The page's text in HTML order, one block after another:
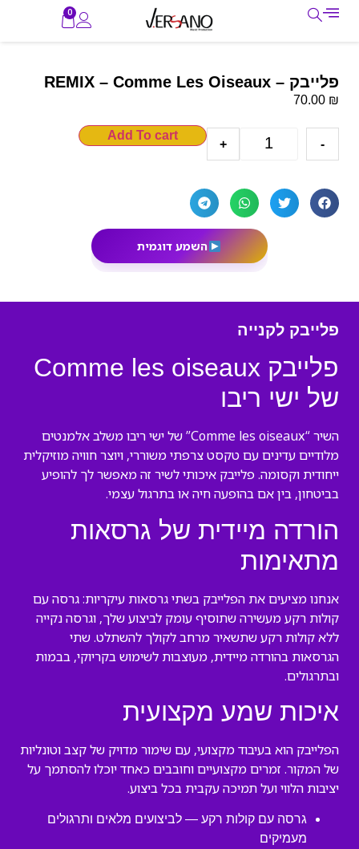
0
פלייבק – REMIX – Comme Les Oiseaux
70.00 ₪
-
+
Add To cart
השמע דוגמית
פלייבק לקנייה
פלייבק Comme les oiseaux
של ישי ריבו
השיר “Comme les oiseaux” של ישי ריבו משלב אלמנטים
מלודיים עדינים עם טקסט צרפתי משוררי, ויוצר חוויה מוזיקלית
ייחודית וקסומה. פלייבק איכותי לשיר זה מאפשר לך להופיע
בביטחון, בין אם בהופעה חיה או בתרגול עצמי.
הורדה מיידית של גרסאות
מתאימות
אנחנו מציעים את הפלייבק בשתי גרסאות עיקריות: גרסה עם
קולות רקע מעשירה שתוסיף עומק לביצוע שלך, וגרסה נקייה
ללא קולות רקע שתשאיר מרחב לקולך להשתלט. שתי
הגרסאות בהורדה מיידית, מעוצבות לשימוש בקריוקי, בבמות
ובתרגולים.
איכות שמע מקצועית
הפלייבק הוא בעיבוד מקצועי, עם שימור מדויק של קצב וטונליות
של המקור. זמרים מקצועיים וחובבים כאחד יוכלו להסתמך על
יציבות הלווי ועל תמיכה עקבית בכל ביצוע.
גרסה עם קולות רקע — לביצועים מלאים ותרגולים
מעמיקים